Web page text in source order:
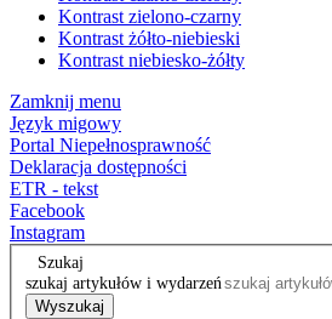
Kontrast zielono-czarny
Kontrast żółto-niebieski
Kontrast niebiesko-żółty
Zamknij menu
Język migowy
Portal Niepełnosprawność
Deklaracja dostępności
ETR - tekst
Facebook
Instagram
Szukaj
szukaj artykułów i wydarzeń
Wyszukaj